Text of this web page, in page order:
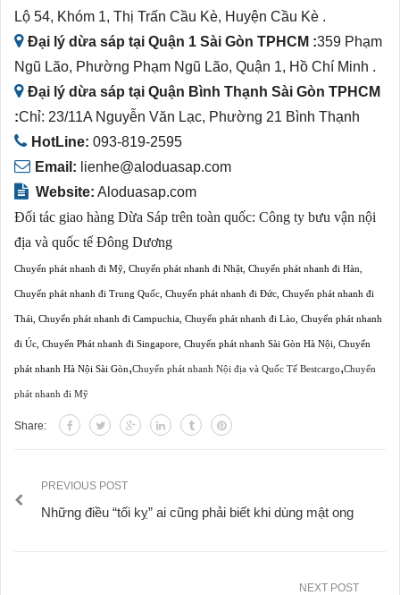
Lộ 54, Khóm 1, Thị Trấn Cầu Kè, Huyện Cầu Kè .
Đại lý dừa sáp tại Quận 1 Sài Gòn TPHCM :359 Phạm
Ngũ Lão, Phường Phạm Ngũ Lão, Quận 1, Hồ Chí Minh .
Đại lý dừa sáp tại Quận Bình Thạnh Sài Gòn TPHCM
:Chỉ: 23/11A Nguyễn Văn Lạc, Phường 21 Bình Thạnh
HotLine: 093-819-2595
Email: lienhe@aloduasap.com
Website: Aloduasap.com
Đối tác giao hàng Dừa Sáp trên toàn quốc: Công ty bưu vận nội
địa và quốc tế Đông Dương
Chuyển phát nhanh đi Mỹ Chuyển phát nhanh đi Nhật Chuyển phát nhanh đi Hàn
Chuyển phát nhanh đi Trung Quốc Chuyển phát nhanh đi Đức Chuyển phát nhanh đi
Thái Chuyển phát nhanh đi Campuchia Chuyển phát nhanh đi Lào Chuyển phát nhanh
đi Úc Chuyển Phát nhanh đi Singapore Chuyển phát nhanh Sài Gòn Hà Nội Chuyển
phát nhanh Hà Nội Sài Gòn,Chuyển phát nhanh Nội địa và Quốc Tế Bestcargo,Chuyển
phát nhanh đi Mỹ
Share:
PREVIOUS POST
Những điều “tối kỵ” ai cũng phải biết khi dùng mật ong
NEXT POST